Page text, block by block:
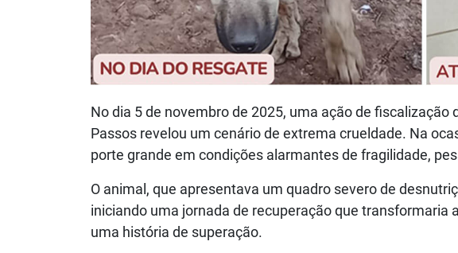
No dia 5 de novembro de 2025, uma ação de fiscalização
Passos revelou um cenário de extrema crueldade. Na
porte grande em condições alarmantes de fragilidade,
O animal, que apresentava um quadro severo de
iniciando uma jornada de recuperação que transformaria
uma história de superação.